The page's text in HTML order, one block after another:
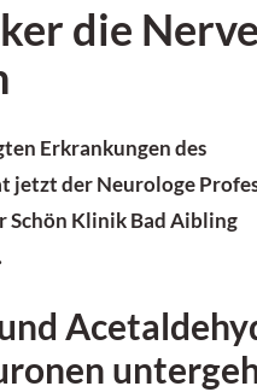
die
Erkrankungen des
jetzt der Neurologe
Schön Klinik Bad Aibling